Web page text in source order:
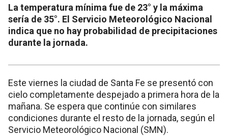
La temperatura mínima fue de 23° y la máxima
sería de 35°. El Servicio Meteorológico Nacional
indica que no hay probabilidad de precipitaciones
durante la jornada.
Este viernes la ciudad de Santa Fe se presentó con
cielo completamente despejado a primera hora de la
mañana. Se espera que continúe con similares
condiciones durante el resto de la jornada, según el
Servicio Meteorológico Nacional (SMN).